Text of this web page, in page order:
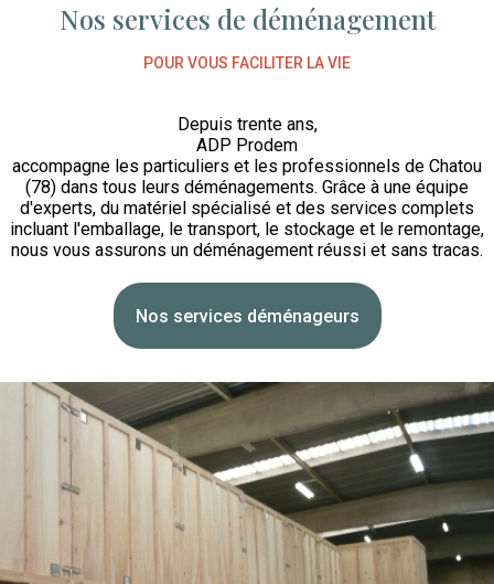
Nos services de déménagement
POUR VOUS FACILITER LA VIE
Depuis trente ans,
ADP Prodem
accompagne les particuliers et les professionnels de Chatou
(78) dans tous leurs déménagements. Grâce à une équipe
d'experts, du matériel spécialisé et des services complets
incluant l'emballage, le transport, le stockage et le remontage,
nous vous assurons un déménagement réussi et sans tracas.
Nos services déménageurs